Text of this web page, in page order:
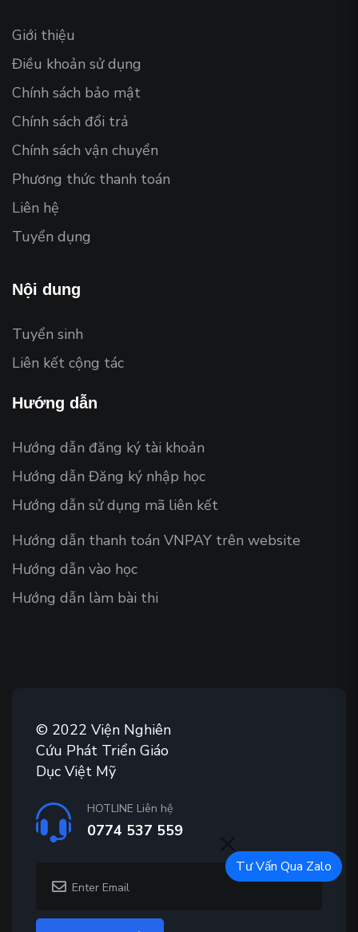
Giới thiệu
Điều khoản sử dụng
Chính sách bảo mật
Chính sách đổi trả
Chính sách vận chuyển
Phương thức thanh toán
Liên hệ
Tuyển dụng
Nội dung
Tuyển sinh
Liên kết cộng tác
Hướng dẫn
Hướng dẫn đăng ký tài khoản
Hướng dẫn Đăng ký nhập học
Hướng dẫn sử dụng mã liên kết
Hướng dẫn thanh toán VNPAY trên website
Hướng dẫn vào học
Hướng dẫn làm bài thi
© 2022 Viện Nghiên
Cứu Phát Triển Giáo
Dục Việt Mỹ
HOTLINE Liên hệ
0774 537 559
Tư Vấn Qua Zalo